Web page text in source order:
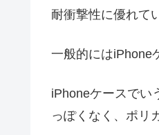
耐衝撃性に優れて
一般的にはiPhone
iPhoneケースでい
っぽくなく、ポリ